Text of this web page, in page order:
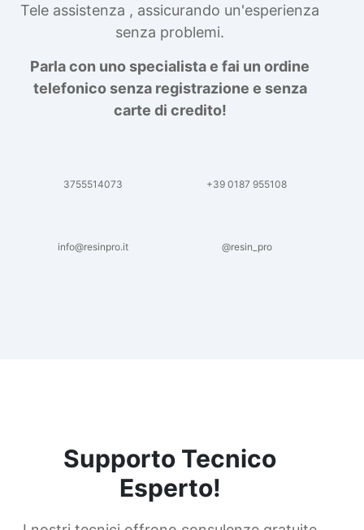
Tele assistenza , assicurando un'esperienza
senza problemi.
Parla con uno specialista e fai un ordine
telefonico senza registrazione e senza
carte di credito!
3755514073 +39 0187 955108
info@resinpro.it @resin_pro
Supporto Tecnico
Esperto!